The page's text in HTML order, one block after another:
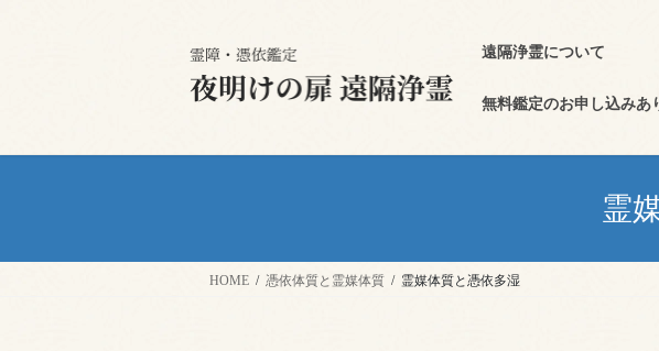
遠隔浄霊について
無料鑑定のお申し込みあ
霊
HOME 憑依体質と霊媒体質 霊媒体質と憑依多湿